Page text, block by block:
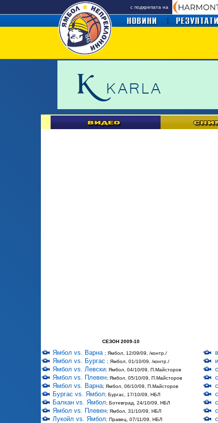
с подкрепата на
СЕЗОН 2009-10
Ямбол vs. Варна ; Ямбол, 12/09/09, /контр./
Ямбол vs. Бургас ; Ямбол, 01/10/09, /контр./
Ямбол vs. Левски; Ямбол, 04/10/09, П.Майсторов
Ямбол vs. Плевен; Ямбол, 05/10/09, П.Майсторов
Ямбол vs. Варна; Ямбол, 06/10/09, П.Майсторов
Бургас vs. Ямбол; Бургас, 17/10/09, НБЛ
Балкан vs. Ямбол; Ботевград, 24/10/09, НБЛ
Ямбол vs. Плевен; Ямбол, 31/10/09, НБЛ
Лукойл vs. Ямбол; Правец, 07/11/09, НБЛ